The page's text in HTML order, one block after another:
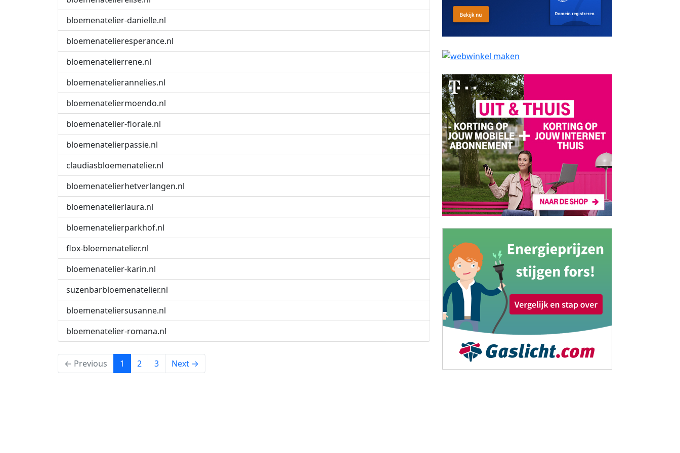
bloemenatelier-danielle.nl
bloemenatelieresperance.nl
bloemenatelierrene.nl
bloemenatelierannelies.nl
bloemenateliermoendo.nl
bloemenatelier-florale.nl
bloemenatelierpassie.nl
claudiasbloemenatelier.nl
bloemenatelierhetverlangen.nl
bloemenatelierlaura.nl
bloemenatelierparkhof.nl
flox-bloemenatelier.nl
bloemenatelier-karin.nl
suzenbarbloemenatelier.nl
bloemenateliersusanne.nl
bloemenatelier-romana.nl
← Previous 1 (current)
2 3 Next →